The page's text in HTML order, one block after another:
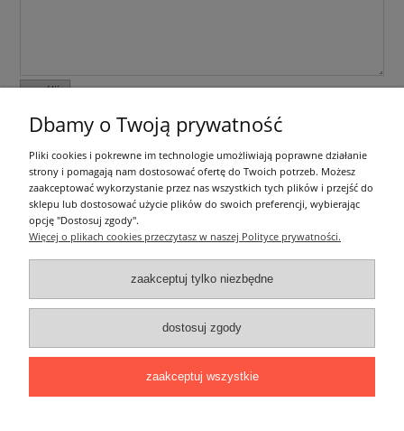
wyślij
Informacje ogólne
Zakupy
Moje konto
Pozostałe
Łatwy dojazd z Sopotu, Gdańska i Gdyni - przekonaj się i kup również na
miejscu!
ONELED, ul. Kasprowicza 4, 83-000 Pruszcz Gdański
e-mail: biuro@oneled.pl | tel.: 511-711-113 | tel.: 511-115-157 | tel.: 511-711-
Dbamy o Twoją prywatność
Pliki cookies i pokrewne im technologie umożliwiają poprawne działanie
strony i pomagają nam dostosować ofertę do Twoich potrzeb. Możesz
zaakceptować wykorzystanie przez nas wszystkich tych plików i przejść do
sklepu lub dostosować użycie plików do swoich preferencji, wybierając
opcję "Dostosuj zgody".
Więcej o plikach cookies przeczytasz w naszej Polityce prywatności.
zaakceptuj tylko niezbędne
dostosuj zgody
zaakceptuj wszystkie